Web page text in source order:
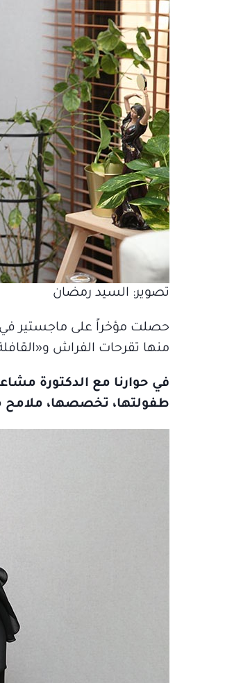
تصوير: السيد رمضان
حصلت مؤخراً على ماجستير في
منها تقرحات الفراش
في حوارنا مع الدكتورة
طفولتها، تخصصها، ملامح من